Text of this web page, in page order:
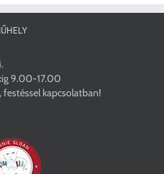
9.00-17.00
festéssel kapcsolatban!